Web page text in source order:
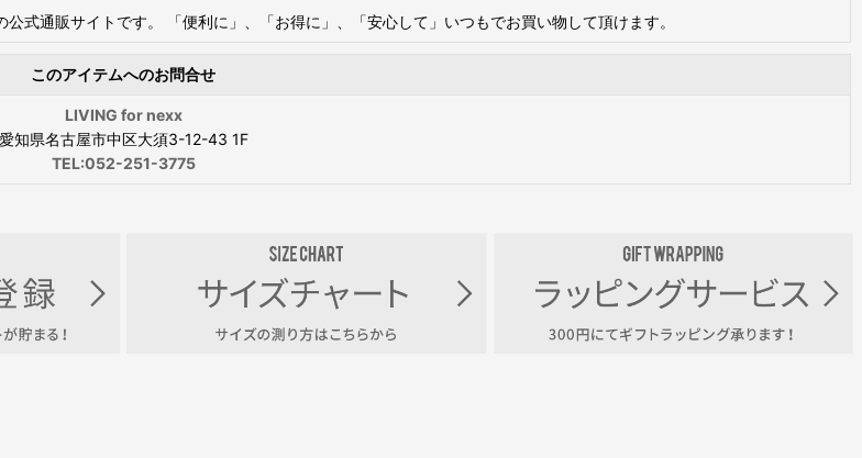
式通販サイトです。 「便利に」、「お得に」、「安心して」いつもでお買い物して頂けます。
このアイテムへのお問合せ
LIVING for nexx
愛知県名古屋市中区大須3-12-43 1F
TEL:052-251-3775